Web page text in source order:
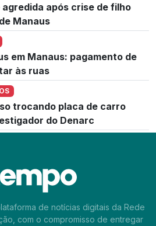
agredida após crise de filho
Manaus
em Manaus: pagamento de
às ruas
trocando placa de carro
do Denarc
de notícias digitais da Rede
com o compromisso de entregar